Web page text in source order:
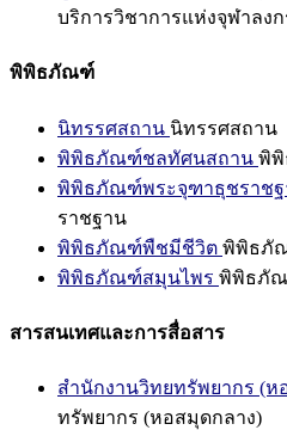
บริการวิชาการแห่งจุฬาลง
พิพิธภัณฑ์
นิทรรศสถาน นิทรรศสถาน
พิพิธภัณฑ์ชลทัศนสถาน พิ
พิพิธภัณฑ์พระจุฑาธุชราชฐ
ราชฐาน
พิพิธภัณฑ์พืชมีชีวิต พิพิธภั
พิพิธภัณฑ์สมุนไพร พิพิธภั
สารสนเทศและการสื่อสาร
สำนักงานวิทยทรัพยากร (ห
ทรัพยากร (หอสมุดกลาง)